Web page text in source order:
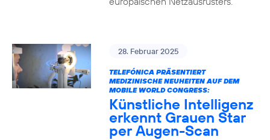
28. Februar 2025
TELEFÓNICA PRÄSENTIERT
MEDIZINISCHE NEUHEITEN AUF DEM
MOBILE WORLD CONGRESS:
Künstliche Intelligenz
erkennt Grauen Star
per Augen-Scan